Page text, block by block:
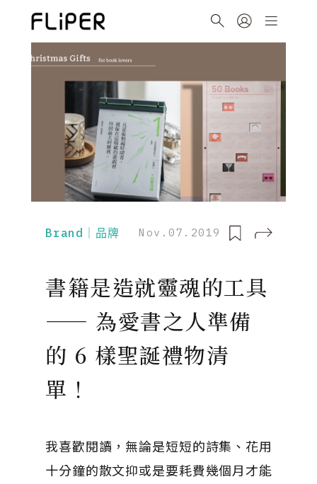
Brand｜品牌 Nov.07.2019
書籍是造就靈魂的工具
—— 為愛書之人準備
的 6 樣聖誕禮物清
單！
我喜歡閱讀，無論是短短的詩集、花用
十分鐘的散文抑或是要耗費幾個月才能